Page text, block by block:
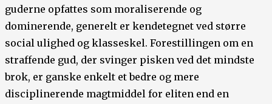
guderne opfattes som moraliserende og
dominerende, generelt er kendetegnet ved større
social ulighed og klasseskel. Forestillingen om en
straffende gud, der svinger pisken ved det mindste
brok, er ganske enkelt et bedre og mere
disciplinerende magtmiddel for eliten end en